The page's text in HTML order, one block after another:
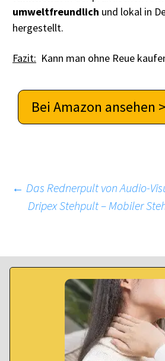
umweltfreundlich und lokal in
hergestellt.
Fazit: Kann man ohne Reue
Bei Amazon ansehen
← Das Rednerpult von Audio-
Dripex Stehpult – Mobiler